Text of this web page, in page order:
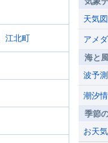
江北町
天気図
アメ
海と
波予測
潮汐
季節
お天